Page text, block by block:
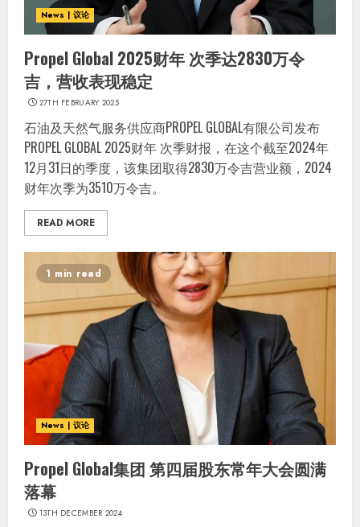
News | 议论
Propel Global 2025财年 次季达2830万令
吉，营收表现稳定
27TH FEBRUARY 2025
石油及天然气服务供应商PROPEL GLOBAL有限公司发布
PROPEL GLOBAL 2025财年 次季财报，在这个截至2024年
12月31日的季度，该集团取得2830万令吉营业额，2024
财年次季为3510万令吉。
READ MORE
1 min read
News | 议论
Propel Global集团 第四届股东常年大会圆满
落幕
13TH DECEMBER 2024